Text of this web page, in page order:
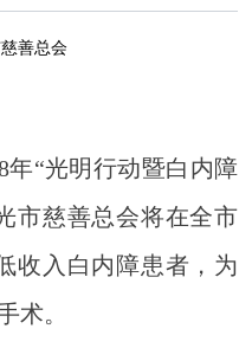
善总会
年“光明行动暨白内障
市慈善总会将在全市
收入白内障患者，为
术。